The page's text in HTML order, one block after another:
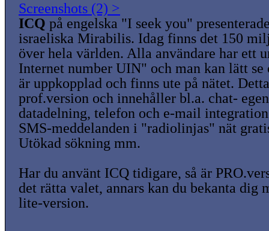
Screenshots (2) >
ICQ på engelska "I seek you"
israeliska Mirabilis. Idag finns det 150
över hela världen. Alla användare har ett
Internet number UIN" och man kan lätt se
är uppkopplad och finns ute på nätet.
prof.version och innehåller bl.a. chat-
datadelning, telefon och e-mail
SMS-meddelanden i "radiolinjas" nät
Utökad sökning mm.
Har du använt ICQ tidigare, så är
det rätta valet, annars kan du bekanta dig
lite-version.